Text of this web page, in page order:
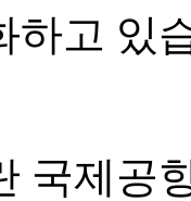
하고 있
국제공